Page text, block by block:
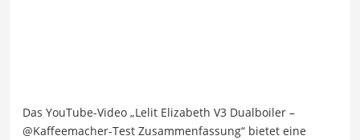
Das YouTube-Video „Lelit Elizabeth V3 Dualboiler –
@Kaffeemacher-Test Zusammenfassung“ bietet eine